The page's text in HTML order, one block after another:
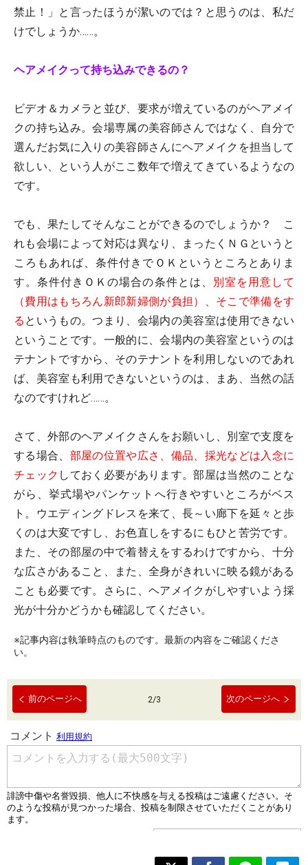
禁止！」と言ったほうが潔いのでは？と思うのは、私だ
けでしょうか……。
ヘアメイクって持ち込みできるの？
ビデオ＆カメラと並び、要求が増えているのがヘアメイ
クの持ち込み。会場専属の美容師さんではなく、自分で
選んだお気に入りの美容師さんにヘアメイクを担当して
欲しい、という人がここ数年で増えてきているようなの
です。
でも、果たしてそんなことができるのでしょうか？ こ
れも会場によって対応は異なり、まったくＮＧというと
ころもあれば、条件付きでＯＫというところとありま
す。条件付きＯＫの場合の条件とは、
別室を用意して
（費用はもちろん新郎新婦側が負担）、そこで準備をす
る というもの。つまり、会場内の美容室は使用できない
ということです。一般的に、会場内の美容室というのは
テナントですから、そのテナントを利用しないのであれ
ば、美容室も利用できないというのは、まあ、当然の話
なのですけれど……。
さて、外部のヘアメイクさんをお願いし、別室で支度を
する場合、 部屋の位置や広さ、備品、採光などは入念に
チェック しておく必要があります。部屋は当然のことな
がら、挙式場やパンケットへ行きやすいところがベス
ト。ウエディングドレスを来て、長～い廊下を延々と歩
くのは大変ですし、お色直しをするにもひと苦労です。
また、その部屋の中で着替えをするわけですから、十分
な広さがあること、また、全身がきれいに映る鏡がある
ことも必要です。さらに、ヘアメイクがしやすいよう採
光が十分かどうかも確認してください。
※記事内容は執筆時点のものです。最新の内容をご確認くださ
い。
前のページへ 2/3 次のページへ